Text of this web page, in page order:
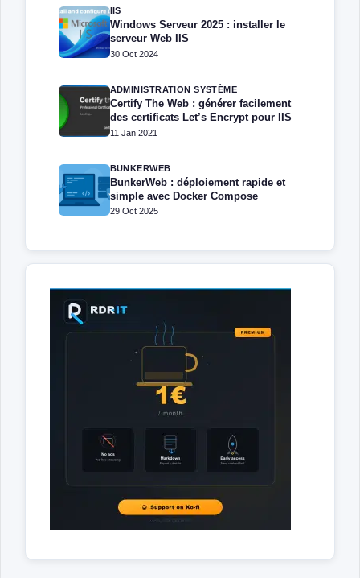
IIS
Windows Serveur 2025 : installer le
serveur Web IIS
30 Oct 2024
ADMINISTRATION SYSTÈME
Certify The Web : générer facilement
des certificats Let’s Encrypt pour IIS
11 Jan 2021
BUNKERWEB
BunkerWeb : déploiement rapide et
simple avec Docker Compose
29 Oct 2025